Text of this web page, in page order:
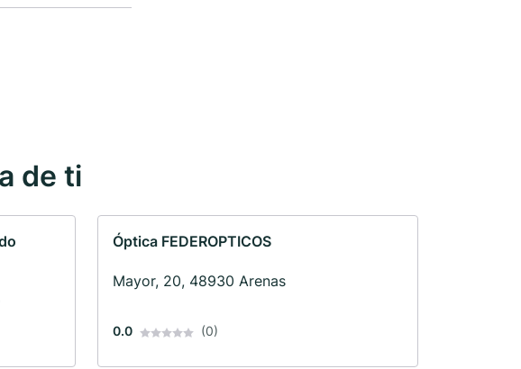
de ti
Óptica FEDEROPTICOS
Mayor, 20, 48930 Arenas
0.0 (0)